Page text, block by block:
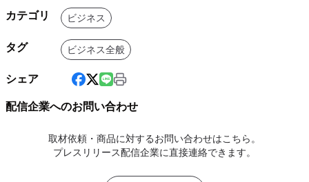
カテゴリ ビジネス
タグ ビジネス全般
シェア
配信企業へのお問い合わせ
取材依頼・商品に対するお問い合わせはこちら。
プレスリリース配信企業に直接連絡できます。